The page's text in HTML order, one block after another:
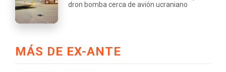
dron bomba cerca de avión ucraniano
MÁS DE EX-ANTE